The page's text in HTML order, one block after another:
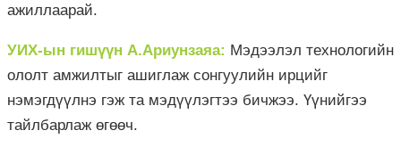
ажиллаарай.
УИХ-ын гишүүн А.Ариунзаяа: Мэдээлэл технологийн
ололт амжилтыг ашиглаж сонгуулийн ирцийг
нэмэгдүүлнэ гэж та мэдүүлэгтээ бичжээ. Үүнийгээ
тайлбарлаж өгөөч.